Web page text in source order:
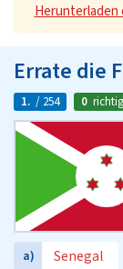
Herunterladen
Errate die
1. / 254 0 richtig
a) Senegal